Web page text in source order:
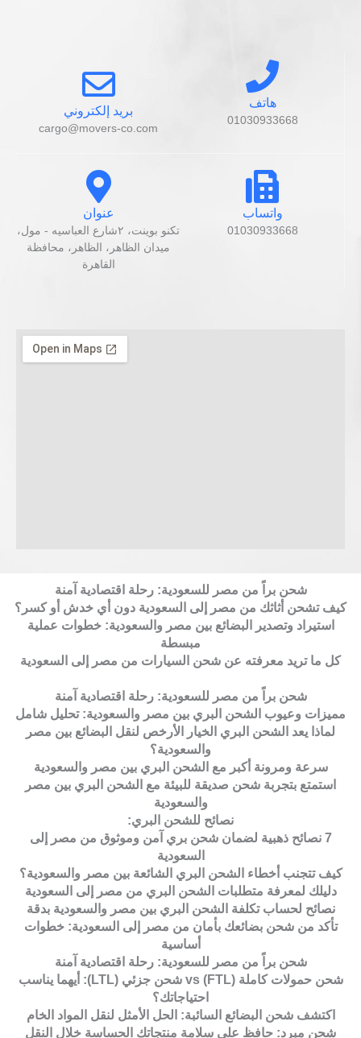
هاتف
01030933668
بريد إلكتروني
cargo@movers-co.com
واتساب
01030933668
عنوان
تكنو بوينت، ٢شارع العباسيه - مول،
ميدان الظاهر، الظاهر، محافظة
القاهرة‬
شحن براً من مصر للسعودية: رحلة اقتصادية آمنة
كيف تشحن أثاثك من مصر إلى السعودية دون أي خدش أو كسر؟
استيراد وتصدير البضائع بين مصر والسعودية: خطوات عملية
مبسطة
كل ما تريد معرفته عن شحن السيارات من مصر إلى السعودية
شحن براً من مصر للسعودية: رحلة اقتصادية آمنة
مميزات وعيوب الشحن البري بين مصر والسعودية: تحليل شامل
لماذا يعد الشحن البري الخيار الأرخص لنقل البضائع بين مصر
والسعودية؟
سرعة ومرونة أكبر مع الشحن البري بين مصر والسعودية
استمتع بتجربة شحن صديقة للبيئة مع الشحن البري بين مصر
والسعودية
نصائح للشحن البري:
7 نصائح ذهبية لضمان شحن بري آمن وموثوق من مصر إلى
السعودية
كيف تتجنب أخطاء الشحن البري الشائعة بين مصر والسعودية؟
دليلك لمعرفة متطلبات الشحن البري من مصر إلى السعودية
نصائح لحساب تكلفة الشحن البري بين مصر والسعودية بدقة
تأكد من شحن بضائعك بأمان من مصر إلى السعودية: خطوات
أساسية
شحن براً من مصر للسعودية: رحلة اقتصادية آمنة
شحن حمولات كاملة (FTL) vs شحن جزئي (LTL): أيهما يناسب
احتياجاتك؟
اكتشف شحن البضائع السائبة: الحل الأمثل لنقل المواد الخام
شحن مبرد: حافظ على سلامة منتجاتك الحساسة خلال النقل